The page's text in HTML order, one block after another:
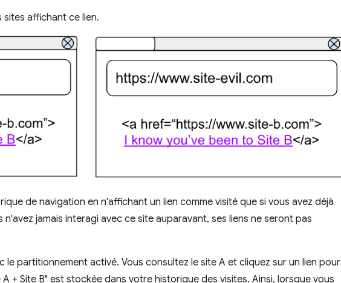
sites affichant ce lien.
de navigation en n'affichant un lien comme visité que si vous avez déjà
jamais interagi avec ce site auparavant, ses liens ne seront pas
le partitionnement activé. Vous consultez le site A et cliquez sur un lien pour
+ Site B" est stockée dans votre historique des visites. Ainsi, lorsque vous